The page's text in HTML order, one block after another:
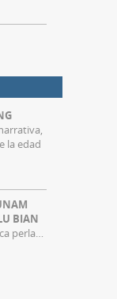
la edad
BIAN
perla…